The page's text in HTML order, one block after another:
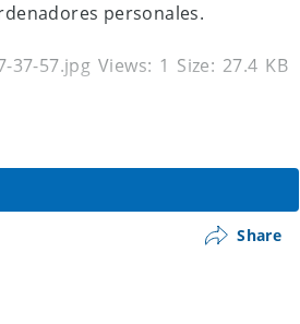
personales.
electrónicos reemplazarán
y seguramente, poseen? A
Share